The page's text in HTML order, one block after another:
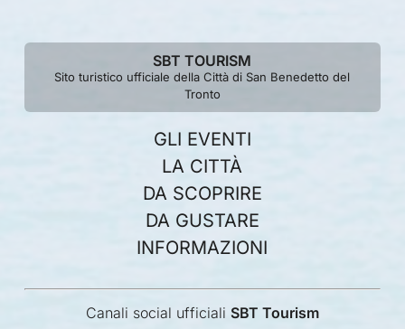
SBT TOURISM
Sito turistico ufficiale della Città di San Benedetto del
Tronto
GLI EVENTI
LA CITTÀ
DA SCOPRIRE
DA GUSTARE
INFORMAZIONI
Canali social ufficiali SBT Tourism